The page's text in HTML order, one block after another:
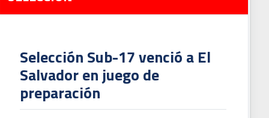
Selección Sub-17 venció a El
Salvador en juego de
preparación